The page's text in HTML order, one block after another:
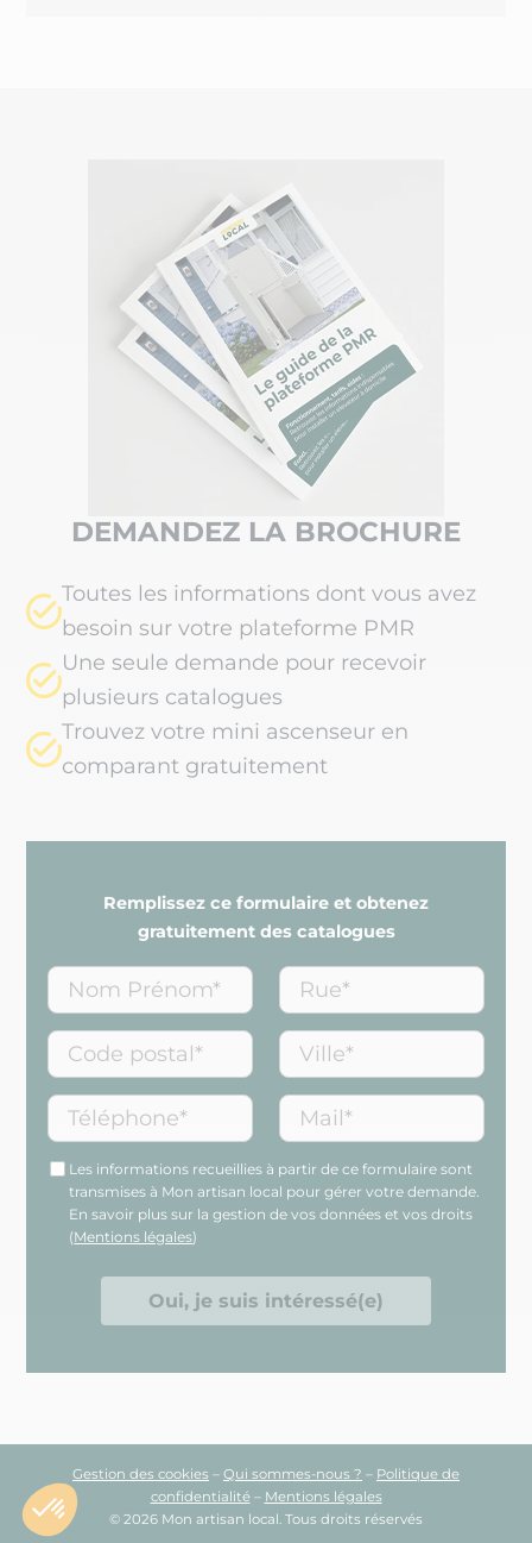
DEMANDEZ LA BROCHURE
Toutes les informations dont vous avez
besoin sur votre plateforme PMR
Une seule demande pour recevoir
plusieurs catalogues
Trouvez votre mini ascenseur en
comparant gratuitement
Remplissez ce formulaire et obtenez
gratuitement des catalogues
Les informations recueillies à partir de ce formulaire sont
transmises à Mon artisan local pour gérer votre demande.
En savoir plus sur la gestion de vos données et vos droits
(Mentions légales)
Oui, je suis intéressé(e)
Gestion des cookies – Qui sommes-nous ? – Politique de
confidentialité– Mentions légales
© 2026 Mon artisan local. Tous droits réservés